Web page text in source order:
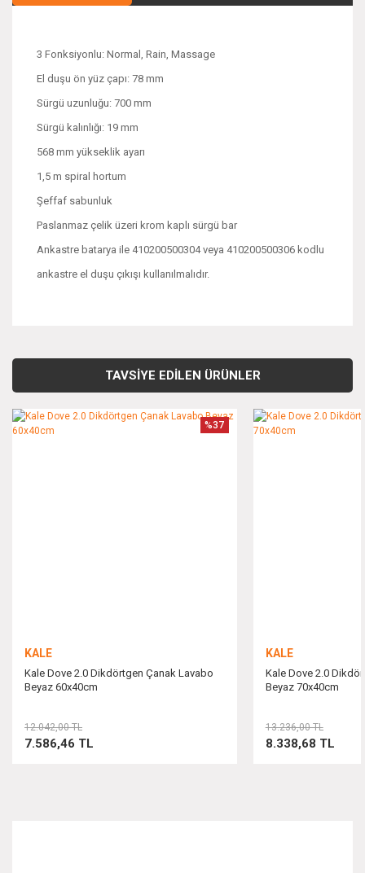
3 Fonksiyonlu: Normal, Rain, Massage
El duşu ön yüz çapı: 78 mm
Sürgü uzunluğu: 700 mm
Sürgü kalınlığı: 19 mm
568 mm yükseklik ayarı
1,5 m spiral hortum
Şeffaf sabunluk
Paslanmaz çelik üzeri krom kaplı sürgü bar
Ankastre batarya ile 410200500304 veya 410200500306 kodlu
ankastre el duşu çıkışı kullanılmalıdır.
kullanarak tarafımıza iletebilirsiniz.
TAVSİYE EDİLEN ÜRÜNLER
KALE
Kale Dove 2.0 Dikdörtgen Çanak Lavabo
Beyaz 60x40cm
%37
7.586,46 TL
12.042,00 TL
KALE
Kale Dove 2.0
Beyaz 70x40cm
8.338,68 TL
13.236,00 TL